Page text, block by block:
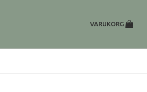
VARUKORG